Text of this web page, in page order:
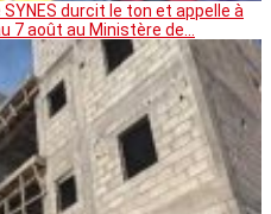
durcit le ton et appelle à
7 août au Ministère de…